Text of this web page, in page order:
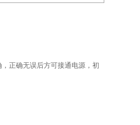
正确无误后方可接通电源，初